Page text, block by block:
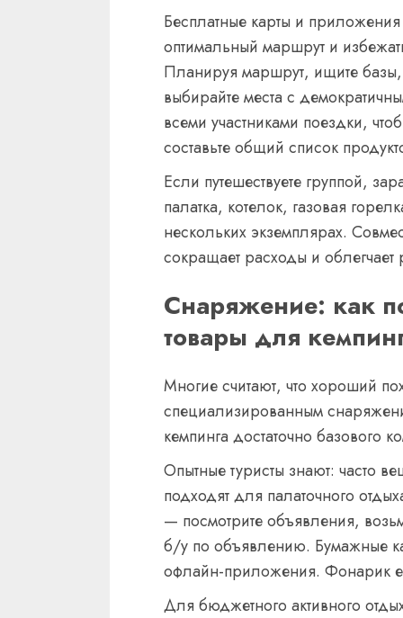
Бесплатные карты и приложения
оптимальный маршрут и
Планируя маршрут, ищите
выбирайте места с
всеми участниками поездки,
составьте общий список
Если путешествуете группой,
палатка, котелок, газовая
нескольких экземплярах.
сокращает расходы и облегчает
Снаряжение: как
товары для
Многие считают, что хороший
специализированным
кемпинга достаточно базового
Опытные туристы знают: часто
подходят для палаточного
— посмотрите объявления,
б/у по объявлению. Бумажные
офлайн-приложения. Фонарик
Для бюджетного активного